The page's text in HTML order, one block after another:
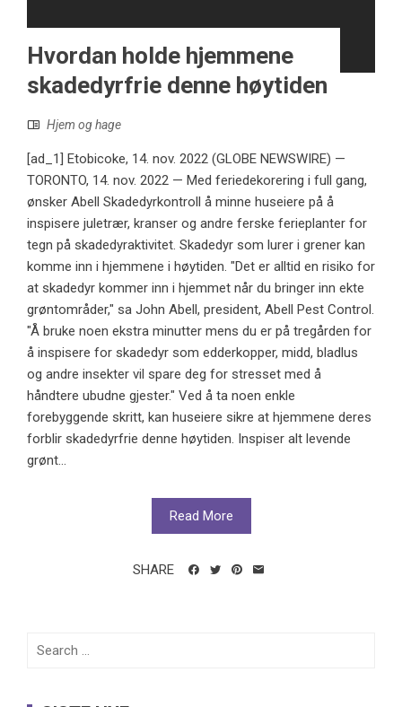
Hvordan holde hjemmene
skadedyrfrie denne høytiden
Hjem og hage
[ad_1] Etobicoke, 14. nov. 2022 (GLOBE NEWSWIRE) —
TORONTO, 14. nov. 2022 — Med feriedekorering i full gang,
ønsker Abell Skadedyrkontroll å minne huseiere på å
inspisere juletrær, kranser og andre ferske ferieplanter for
tegn på skadedyraktivitet. Skadedyr som lurer i grener kan
komme inn i hjemmene i høytiden. "Det er alltid en risiko for
at skadedyr kommer inn i hjemmet når du bringer inn ekte
grøntområder," sa John Abell, president, Abell Pest Control.
"Å bruke noen ekstra minutter mens du er på tregården for
å inspisere for skadedyr som edderkopper, midd, bladlus
og andre insekter vil spare deg for stresset med å
håndtere ubudne gjester." Ved å ta noen enkle
forebyggende skritt, kan huseiere sikre at hjemmene deres
forblir skadedyrfrie denne høytiden. Inspiser alt levende
grønt...
Read More
SHARE
Search